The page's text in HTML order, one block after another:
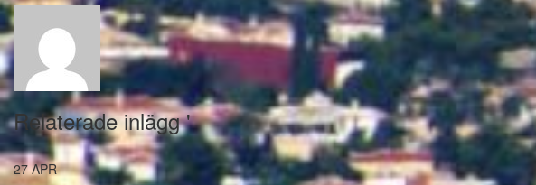
Relaterade inlägg '
27APR